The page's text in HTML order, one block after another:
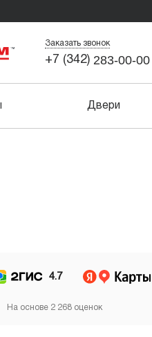
Заказать звонок
+7 (342) 283-00-00
Двери
4.7
На основе 2 268 оценок